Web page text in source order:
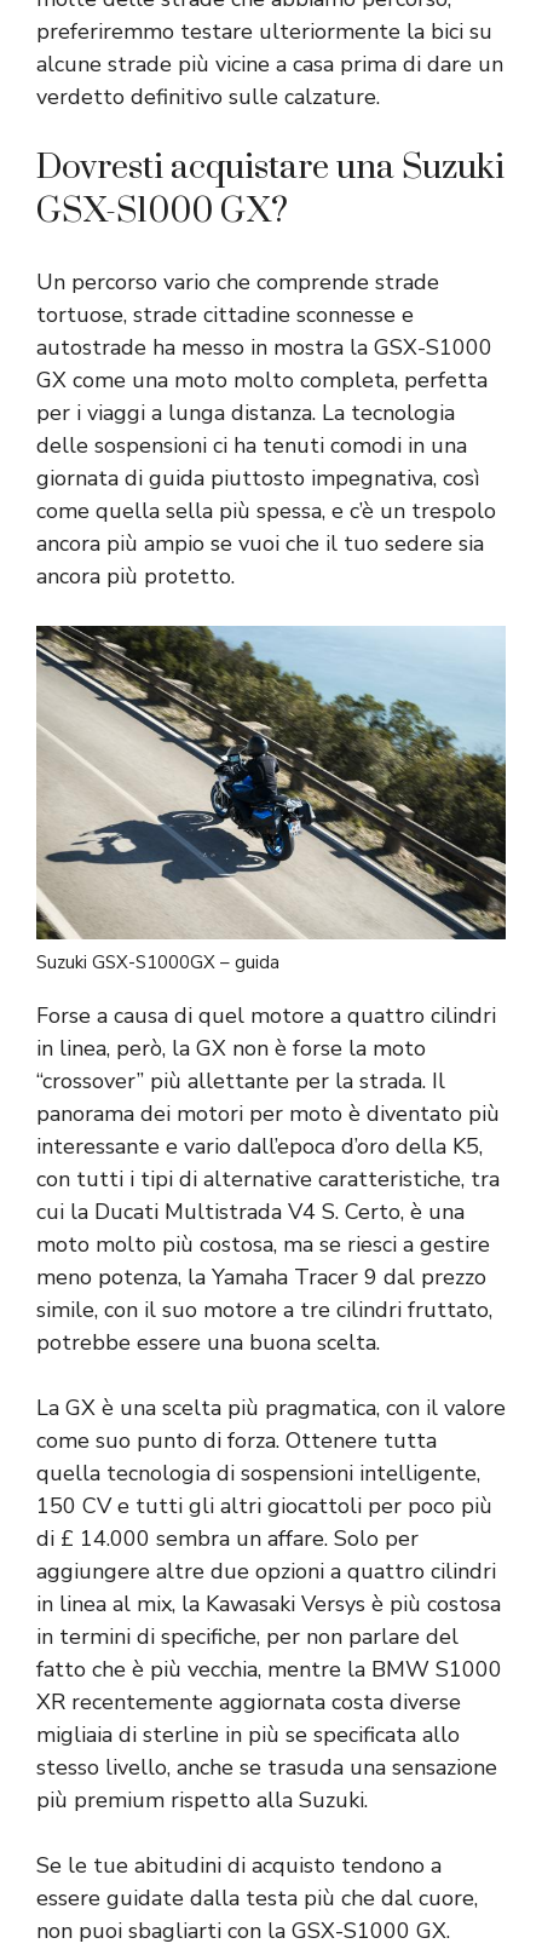
preferiremmo testare ulteriormente la bici su
alcune strade più vicine a casa prima di dare un
verdetto definitivo sulle calzature.
Dovresti acquistare una Suzuki
GSX-S1000 GX?
Un percorso vario che comprende strade
tortuose, strade cittadine sconnesse e
autostrade ha messo in mostra la GSX-S1000
GX come una moto molto completa, perfetta
per i viaggi a lunga distanza. La tecnologia
delle sospensioni ci ha tenuti comodi in una
giornata di guida piuttosto impegnativa, così
come quella sella più spessa, e c’è un trespolo
ancora più ampio se vuoi che il tuo sedere sia
ancora più protetto.
Suzuki GSX-S1000GX – guida
Forse a causa di quel motore a quattro cilindri
in linea, però, la GX non è forse la moto
“crossover” più allettante per la strada. Il
panorama dei motori per moto è diventato più
interessante e vario dall’epoca d’oro della K5,
con tutti i tipi di alternative caratteristiche, tra
cui la Ducati Multistrada V4 S. Certo, è una
moto molto più costosa, ma se riesci a gestire
meno potenza, la Yamaha Tracer 9 dal prezzo
simile, con il suo motore a tre cilindri fruttato,
potrebbe essere una buona scelta.
La GX è una scelta più pragmatica, con il valore
come suo punto di forza. Ottenere tutta
quella tecnologia di sospensioni intelligente,
150 CV e tutti gli altri giocattoli per poco più
di £ 14.000 sembra un affare. Solo per
aggiungere altre due opzioni a quattro cilindri
in linea al mix, la Kawasaki Versys è più costosa
in termini di specifiche, per non parlare del
fatto che è più vecchia, mentre la BMW S1000
XR recentemente aggiornata costa diverse
migliaia di sterline in più se specificata allo
stesso livello, anche se trasuda una sensazione
più premium rispetto alla Suzuki.
Se le tue abitudini di acquisto tendono a
essere guidate dalla testa più che dal cuore,
non puoi sbagliarti con la GSX-S1000 GX.